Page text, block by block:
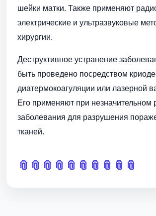
шейки матки. Также применяют
электрические и ультразвуковые
хирургии.
Деструктивное устранение
быть проведено посредством
диатермокоагуляции или лазерной
Его применяют при незначительном
заболевания для разрушения
тканей.
📎 📎 📎 📎 📎 📎 📎 📎 📎 📎